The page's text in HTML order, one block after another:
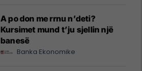
A po don me rrnu n’deti?
Kursimet mund t’ju sjellin një
banesë
Banka Ekonomike